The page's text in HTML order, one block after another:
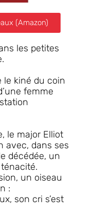
(Amazon)
les petites
le kiné du coin
femme
le major Elliot
avec, dans ses
décédée, un
un oiseau
:
son cri s’est